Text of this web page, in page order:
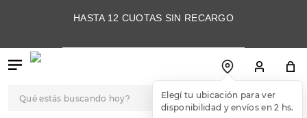
HASTA 12 CUOTAS SIN RECARGO
Elegí tu ubicación para ver
disponibilidad y envíos en 2 hs.